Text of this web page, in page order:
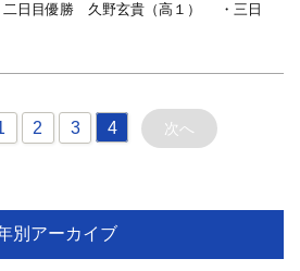
日目優勝 久野玄貴（高１） ・三日
2 3 4 次へ
別アーカイブ